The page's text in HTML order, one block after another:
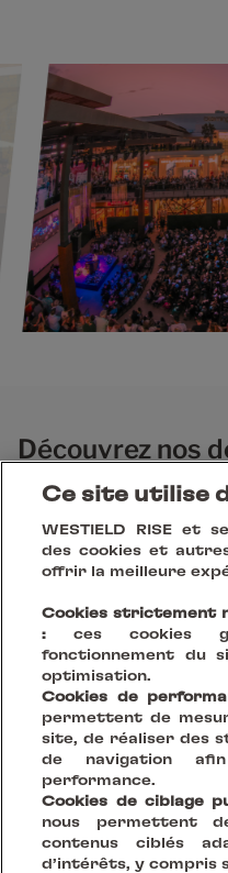
Découvrez nos
et réalisations
Votre
Ce site utilise
WESTIELD RISE et
des cookies et
offrir la meilleure
Cookies strictement
: ces cookies
fonctionnement du
optimisation.
Cookies de
permettent de
site, de réaliser des
de navigation
performance.
Cookies de ciblage
nous permettent
contenus ciblés
d’intérêts, y compris